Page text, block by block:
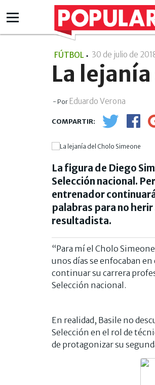
FÚTBOL 30 de julio de
La
- Por Eduardo Verona
La figura de Diego
Selección nacional.
entrenador
palabras para no
resultadista.
“Para mí el Cholo
unos días se enfocaban
continuar su carrera
Selección nacional.
En realidad, Basile no
Selección en el rol de
de protagonizar su